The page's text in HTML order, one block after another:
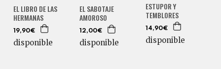
EL LIBRO DE LAS
HERMANAS
19,90€
disponible
EL SABOTAJE
AMOROSO
12,00€
disponible
ESTUPOR Y
TEMBLORES
14,90€
disponible